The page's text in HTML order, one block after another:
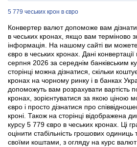
5 779 чеських крон в євро
Конвертер валют допоможе вам
в чеських кронах, якщо вам терміново
інформація. На нашому сайті ви
євро в чеських кронах. Дані
серпня 2026 за середнім банківським
сторінці можна дізнатися, скільки
кронах на чорному ринку і в банках
допоможуть вам розрахувати вартість
кронах, зорієнтуватися за якою ціною
євро і просто дізнатися про
кроні. Також на сторінці відображена
курсу 5 779 євро в чеських кронах. Ці
оцінити стабільність грошових
своїми коштами, з огляду на курс